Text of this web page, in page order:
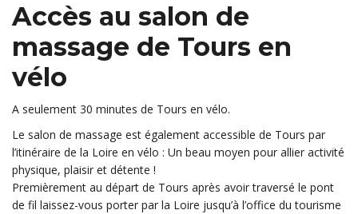
Accès au salon de
massage de Tours en
vélo
A seulement 30 minutes de Tours en vélo.
Le salon de massage est également accessible de Tours par
l’itinéraire de la Loire en vélo : Un beau moyen pour allier activité
physique, plaisir et détente !
Premièrement au départ de Tours après avoir traversé le pont
de fil laissez-vous porter par la Loire jusqu’à l’office du tourisme